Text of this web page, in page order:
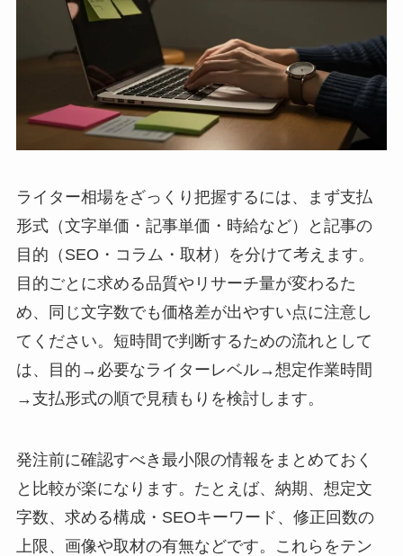
ライター相場をざっくり把握するには、まず支払
形式（文字単価・記事単価・時給など）と記事の
目的（SEO・コラム・取材）を分けて考えます。
目的ごとに求める品質やリサーチ量が変わるた
め、同じ文字数でも価格差が出やすい点に注意し
てください。短時間で判断するための流れとして
は、目的→必要なライターレベル→想定作業時間
→支払形式の順で見積もりを検討します。
発注前に確認すべき最小限の情報をまとめておく
と比較が楽になります。たとえば、納期、想定文
字数、求める構成・SEOキーワード、修正回数の
上限、画像や取材の有無などです。これらをテン